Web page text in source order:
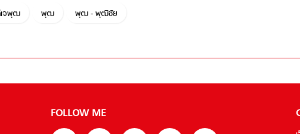
จพุฒ พุฒ พุฒ - พุฒิชัย
FOLLOW ME